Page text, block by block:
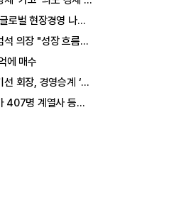
벌 현장경영 나선다
흐름은 변하지 않았다"
에 매수
, 경영승계 ‘큰 걸음’
계열사 등기임원 등재